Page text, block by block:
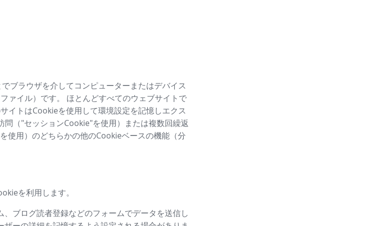
ブラウザを介してコンピューターまたはデバイス
ァイル）です。 ほとんどすべてのウェブサイトで
イトはCookieを使用して環境設定を記憶しエクス
（"セッションCookie"を使用）または複数回繰返
使用）のどちらかの他のCookieベースの機能（分
を利用します。
ブログ読者登録などのフォームでデータを送信し